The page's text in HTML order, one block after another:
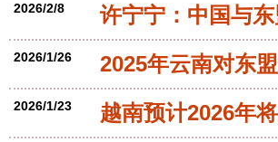
2026/2/8 许宁宁：中国与
2026/1/26 2025年云南对东
2026/1/23 越南预计2026年